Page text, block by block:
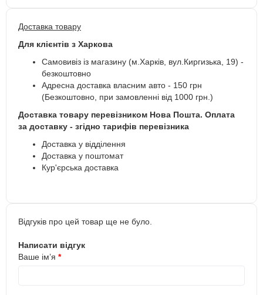
Доставка товару
Для клієнтів з Харкова
Самовивіз із магазину (м.Харків, вул.Киргизька, 19) -
безкоштовно
Адресна доставка власним авто - 150 грн
(Безкоштовно, при замовленні від 1000 грн.)
Доставка товару перевізником Нова Пошта. Оплата
за доставку - згідно тарифів перевізника
Доставка у відділення
Доставка у поштомат
Кур'єрська доставка
Відгуків про цей товар ще не було.
Написати відгук
Ваше ім’я